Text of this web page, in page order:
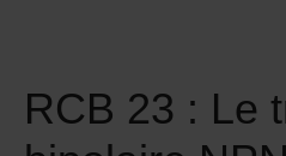
RCB 23 : Le